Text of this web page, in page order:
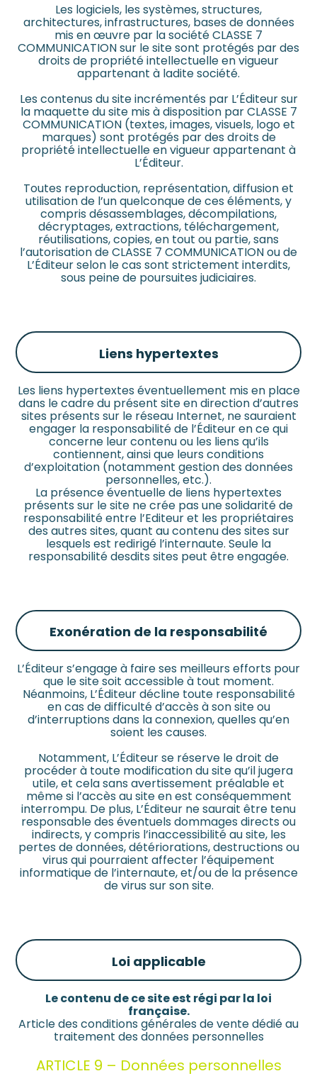
Les logiciels, les systèmes, structures,
architectures, infrastructures, bases de données
mis en œuvre par la société CLASSE 7
COMMUNICATION sur le site sont protégés par des
droits de propriété intellectuelle en vigueur
appartenant à ladite société.
Les contenus du site incrémentés par L’Éditeur sur
la maquette du site mis à disposition par CLASSE 7
COMMUNICATION (textes, images, visuels, logo et
marques) sont protégés par des droits de
propriété intellectuelle en vigueur appartenant à
L’Éditeur.
Toutes reproduction, représentation, diffusion et
utilisation de l’un quelconque de ces éléments, y
compris désassemblages, décompilations,
décryptages, extractions, téléchargement,
réutilisations, copies, en tout ou partie, sans
l’autorisation de CLASSE 7 COMMUNICATION ou de
L’Éditeur selon le cas sont strictement interdits,
sous peine de poursuites judiciaires.
Liens hypertextes
Les liens hypertextes éventuellement mis en place
dans le cadre du présent site en direction d’autres
sites présents sur le réseau Internet, ne sauraient
engager la responsabilité de l’Éditeur en ce qui
concerne leur contenu ou les liens qu’ils
contiennent, ainsi que leurs conditions
d’exploitation (notamment gestion des données
personnelles, etc.).
La présence éventuelle de liens hypertextes
présents sur le site ne crée pas une solidarité de
responsabilité entre l’Editeur et les propriétaires
des autres sites, quant au contenu des sites sur
lesquels est redirigé l’internaute. Seule la
responsabilité desdits sites peut être engagée.
Exonération de la responsabilité
L’Éditeur s’engage à faire ses meilleurs efforts pour
que le site soit accessible à tout moment.
Néanmoins, L’Éditeur décline toute responsabilité
en cas de difficulté d’accès à son site ou
d’interruptions dans la connexion, quelles qu’en
soient les causes.
Notamment, L’Éditeur se réserve le droit de
procéder à toute modification du site qu’il jugera
utile, et cela sans avertissement préalable et
même si l’accès au site en est conséquemment
interrompu. De plus, L’Éditeur ne saurait être tenu
responsable des éventuels dommages directs ou
indirects, y compris l’inaccessibilité au site, les
pertes de données, détériorations, destructions ou
virus qui pourraient affecter l’équipement
informatique de l’internaute, et/ou de la présence
de virus sur son site.
Loi applicable
Le contenu de ce site est régi par la loi
française.
Article des conditions générales de vente dédié au
traitement des données personnelles
ARTICLE 9 – Données personnelles